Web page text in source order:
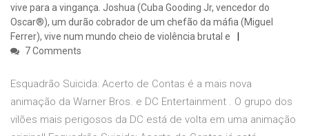
vive para a vingança. Joshua (Cuba Gooding Jr, vencedor do
Oscar®), um durão cobrador de um chefão da máfia (Miguel
Ferrer), vive num mundo cheio de violência brutal e
7 Comments
Esquadrão Suicida: Acerto de Contas é a mais nova
animação da Warner Bros. e DC Entertainment . O grupo dos
vilões mais perigosos da DC está de volta em uma animação